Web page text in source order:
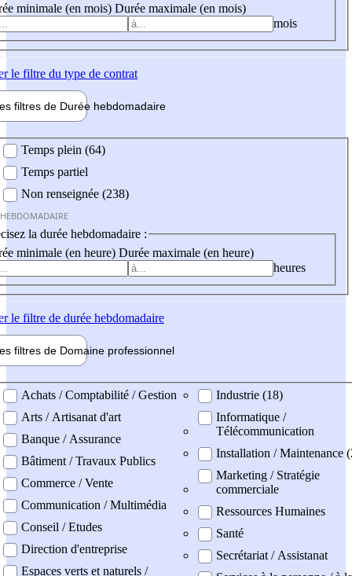
minimale (en mois) Durée maximale (en mois)
mois
le filtre du type de contrat
filtres de Durée hebdomadaire
Temps plein (64)
Temps partiel
Non renseignée (238)
la durée hebdomadaire :
minimale (en heure) Durée maximale (en heure)
heures
le filtre de durée hebdomadaire
filtres de Domaine professionnel
professionel
Achats / Comptabilité / Gestion
Arts / Artisanat d'art
Banque / Assurance
Bâtiment / Travaux Publics
Commerce / Vente
Communication / Multimédia
Conseil / Etudes
Direction d'entreprise
Espaces verts et naturels /
Industrie (18)
Informatique /
Télécommunication
Installation / Maintenance
Marketing / Stratégie
commerciale
Ressources Humaines
Santé
Secrétariat / Assistanat